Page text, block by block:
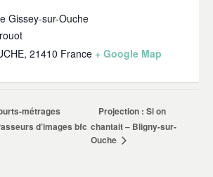
Gissey-sur-Ouche
, 21410 France + Google Map
métrages
d’images bfc
Projection : Si on
chantait – Bligny-sur-
Ouche